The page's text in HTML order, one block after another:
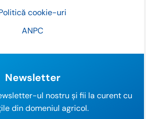
cookie-uri
ANPC
Newsletter
ul nostru și fii la curent cu
din domeniul agricol.